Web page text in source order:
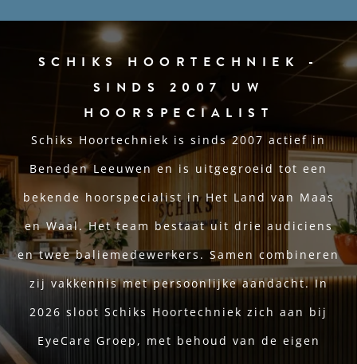
SCHIKS HOORTECHNIEK -
SINDS 2007 UW
HOORSPECIALIST
Schiks Hoortechniek is sinds 2007 actief in
Beneden Leeuwen en is uitgegroeid tot een
bekende hoorspecialist in Het Land van Maas
en Waal. Het team bestaat uit drie audiciens
en twee baliemedewerkers. Samen combineren
zij vakkennis met persoonlijke aandacht. In
2026 sloot Schiks Hoortechniek zich aan bij
EyeCare Groep, met behoud van de eigen